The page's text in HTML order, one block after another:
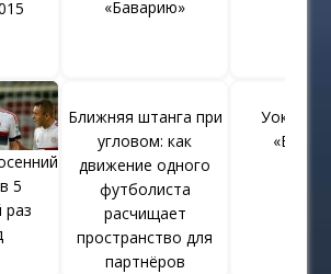
«Баварию»
5
раз
Ближняя штанга при
угловом: как
движение одного
футболиста
расчищает
пространство для
партнёров
Уокер